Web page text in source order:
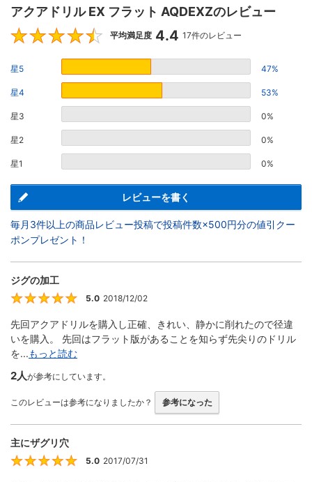
アクアドリル EX フラット AQDEXZのレビュー
4.4
平均満足度 4.4 17件のレビュー
星5 47%
星4 53%
星3 0%
星2 0%
星1 0%
レビューを書く
毎月3件以上の商品レビュー投稿で投稿件数×500円分の値引クー
ポンプレゼント！
ジグの加工
5
5.0 2018/12/02
先回アクアドリルを購入し正確、きれい、静かに削れたので径違
いを購入。 先回はフラット版があることを知らず先尖りのドリル
を...もっと読む
2人が参考にしています。
このレビューは参考になりましたか？ 参考になった
主にザグリ穴
5.0 2017/07/31